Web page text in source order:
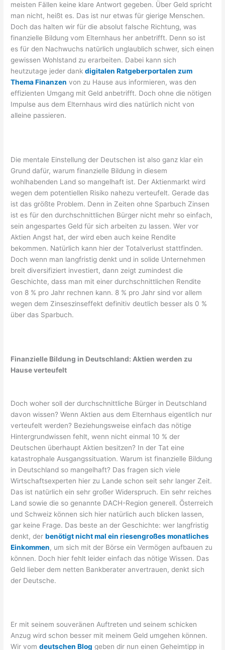
meisten Fällen keine klare Antwort gegeben. Über Geld spricht
man nicht, heißt es. Das ist nur etwas für gierige Menschen.
Doch das halten wir für die absolut falsche Richtung, was
finanzielle Bildung vom Elternhaus her anbetrifft. Denn so ist
es für den Nachwuchs natürlich unglaublich schwer, sich einen
gewissen Wohlstand zu erarbeiten. Dabei kann sich
heutzutage jeder dankdigitalen Ratgeberportalen zum
Thema Finanzen von zu Hause aus informieren, was den
effizienten Umgang mit Geld anbetrifft. Doch ohne die nötigen
Impulse aus dem Elternhaus wird dies natürlich nicht von
alleine passieren.
Die mentale Einstellung der Deutschen ist also ganz klar ein
Grund dafür, warum finanzielle Bildung in diesem
wohlhabenden Land so mangelhaft ist. Der Aktienmarkt wird
wegen dem potentiellen Risiko nahezu verteufelt. Gerade das
ist das größte Problem. Denn in Zeiten ohne Sparbuch Zinsen
ist es für den durchschnittlichen Bürger nicht mehr so einfach,
sein angespartes Geld für sich arbeiten zu lassen. Wer vor
Aktien Angst hat, der wird eben auch keine Rendite
bekommen. Natürlich kann hier der Totalverlust stattfinden.
Doch wenn man langfristig denkt und in solide Unternehmen
breit diversifiziert investiert, dann zeigt zumindest die
Geschichte, dass man mit einer durchschnittlichen Rendite
von 8 % pro Jahr rechnen kann. 8 % pro Jahr sind vor allem
wegen dem Zinseszinseffekt definitiv deutlich besser als 0 %
über das Sparbuch.
Finanzielle Bildung in Deutschland: Aktien werden zu
Hause verteufelt
Doch woher soll der durchschnittliche Bürger in Deutschland
davon wissen? Wenn Aktien aus dem Elternhaus eigentlich nur
verteufelt werden? Beziehungsweise einfach das nötige
Hintergrundwissen fehlt, wenn nicht einmal 10 % der
Deutschen überhaupt Aktien besitzen? In der Tat eine
katastrophale Ausgangssituation. Warum ist finanzielle Bildung
in Deutschland so mangelhaft? Das fragen sich viele
Wirtschaftsexperten hier zu Lande schon seit sehr langer Zeit.
Das ist natürlich ein sehr großer Widerspruch. Ein sehr reiches
Land sowie die so genannte DACH-Region generell. Österreich
und Schweiz können sich hier natürlich auch blicken lassen,
gar keine Frage. Das beste an der Geschichte: wer langfristig
denkt, derbenötigt nicht mal ein riesengroßes monatliches
Einkommen, um sich mit der Börse ein Vermögen aufbauen zu
können. Doch hier fehlt leider einfach das nötige Wissen. Das
Geld lieber dem netten Bankberater anvertrauen, denkt sich
der Deutsche.
Er mit seinem souveränen Auftreten und seinem schicken
Anzug wird schon besser mit meinem Geld umgehen können.
Wir vomdeutschen Blog geben dir nun einen Geheimtipp in